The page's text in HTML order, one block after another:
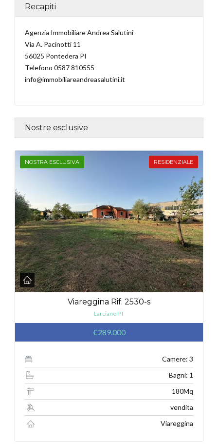
Recapiti
Agenzia Immobiliare Andrea Salutini
Via A. Pacinotti 11
56025 Pontedera PI
Telefono 0587 810555
info@immobiliareandreasalutini.it
Nostre esclusive
NOSTRA ESCLUSIVA RESIDENZIALE
Viareggina Rif. 2530-s
Larciano PT
€289.000
Camere: 3
Bagni: 1
180Mq
vendita
Viareggina